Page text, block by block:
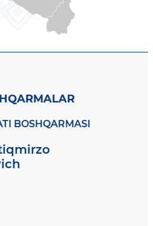
BOSHQARMASI